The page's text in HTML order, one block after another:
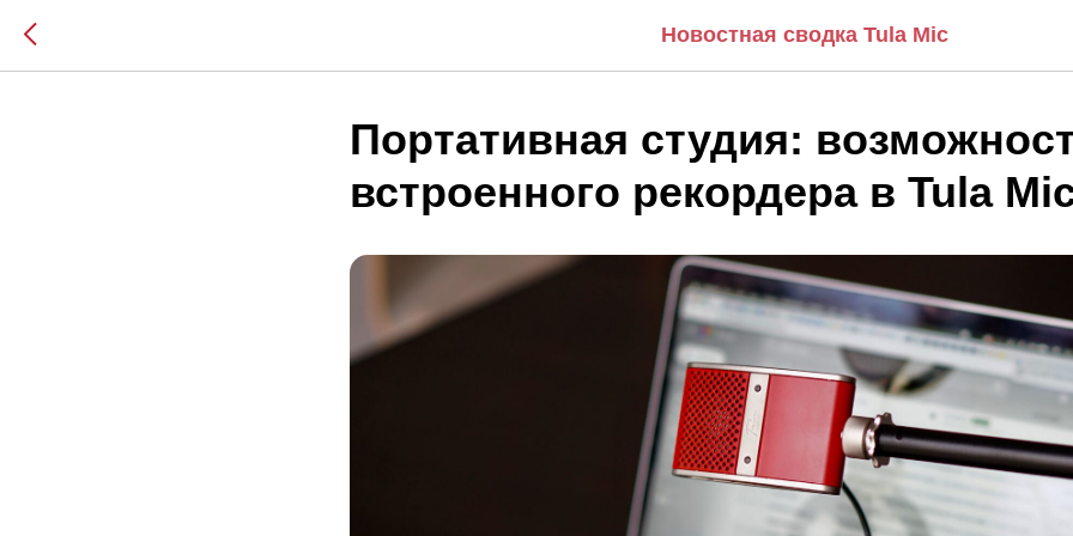
Новостная сводка Tula Mic
Портативная студия:
встроенного рекордера в Tula